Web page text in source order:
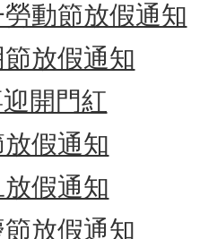
動節放假通知
放假通知
開門紅
假通知
假通知
放假通知